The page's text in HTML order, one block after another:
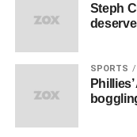
Steph
SPORTS